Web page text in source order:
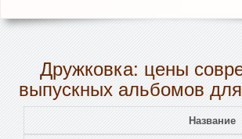
Дружковка: цены
выпускных альбомов
Название